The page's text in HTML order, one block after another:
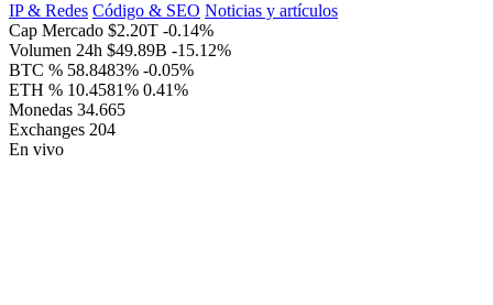
IP & Redes Código & SEO Noticias y artículos
Cap Mercado $2.20T -0.14%
Volumen 24h $49.89B -15.12%
BTC % 58.8483% -0.05%
ETH % 10.4581% 0.41%
Monedas 34.665
Exchanges 204
En vivo